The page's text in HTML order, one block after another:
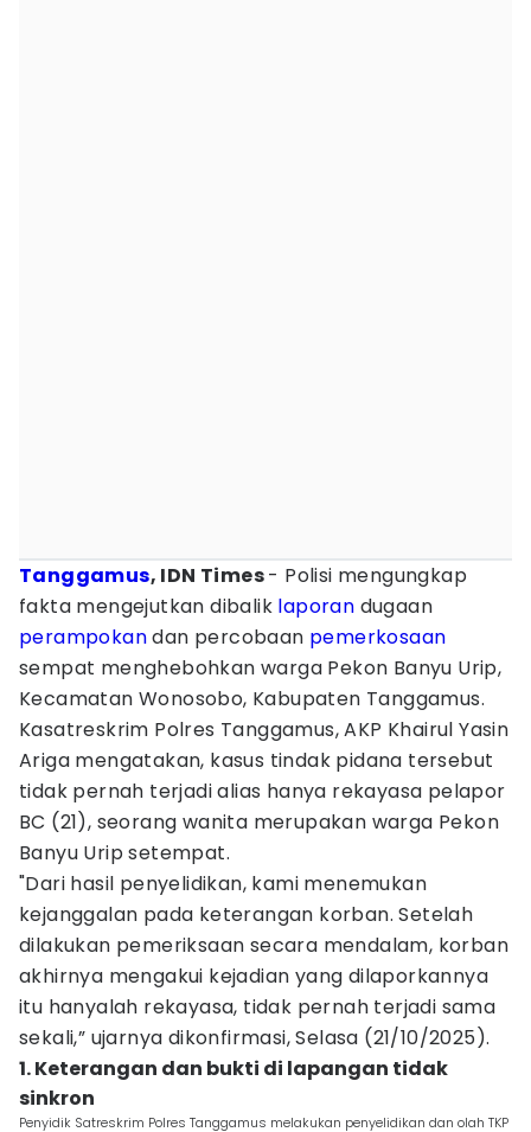
Tanggamus, IDN Times- Polisi mengungkap
fakta mengejutkan dibalik laporan dugaan
perampokandan percobaan pemerkosaan
sempat menghebohkan warga Pekon Banyu Urip,
Kecamatan Wonosobo, Kabupaten Tanggamus.
Kasatreskrim Polres Tanggamus, AKP Khairul Yasin
Ariga mengatakan, kasus tindak pidana tersebut
tidak pernah terjadi alias hanya rekayasa pelapor
BC (21), seorang wanita merupakan warga Pekon
Banyu Urip setempat.
"Dari hasil penyelidikan, kami menemukan
kejanggalan pada keterangan korban. Setelah
dilakukan pemeriksaan secara mendalam, korban
akhirnya mengakui kejadian yang dilaporkannya
itu hanyalah rekayasa, tidak pernah terjadi sama
sekali,” ujarnya dikonfirmasi, Selasa (21/10/2025).
1. Keterangan dan bukti di lapangan tidak
sinkron
Penyidik Satreskrim Polres Tanggamus melakukan penyelidikan dan olah TKP